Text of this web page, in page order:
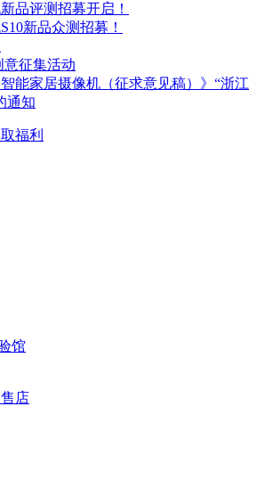
品评测招募开启！
新品众测招募！
意征集活动
能家居摄像机（征求意见稿）》“浙江
通知
福利
馆
店